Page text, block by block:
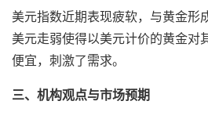
美元指数近期表现疲软，与黄金形
美元走弱使得以美元计价的黄金对
便宜，刺激了需求。
三、机构观点与市场预期